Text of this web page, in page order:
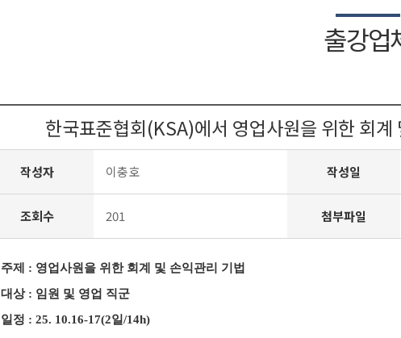
출강업
한국표준협회(KSA)에서 영업사원을 위한 회
작성자 이충호 작성일
조회수 201 첨부파일
주제 : 영업사원을 위한 회계 및 손익관리 기법
대상 : 임원 및 영업 직군
일정 : 25. 10.16-17(2일/14h)